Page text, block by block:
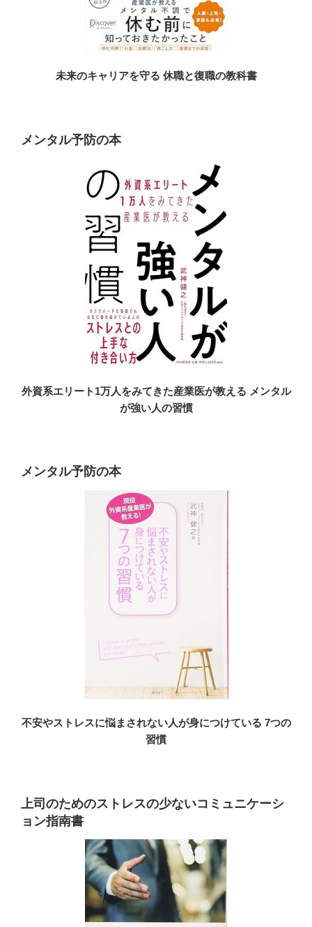
未来のキャリアを守る 休職と復職の教科書
メンタル予防の本
外資系エリート1万人をみてきた産業医が教える メンタル
が強い人の習慣
メンタル予防の本
不安やストレスに悩まされない人が身につけている 7つの
習慣
上司のためのストレスの少ないコミュニケーシ
ョン指南書